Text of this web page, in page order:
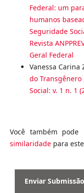
Federal: um
humanos
Seguridade
Revista
Geral Federal
Vanessa Carina
do Transgênero
Social: v. 1 n. 1
Você também pode
similaridadepara
Enviar Submissão